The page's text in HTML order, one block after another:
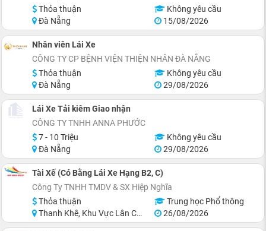
Thỏa thuận
Không yêu cầu
Đà Nẵng
15/08/2026
Nhân viên Lái Xe
CÔNG TY CP BỆNH VIỆN THIỆN NHÂN ĐÀ NẴNG
Thỏa thuận
Không yêu cầu
Đà Nẵng
29/08/2026
Lái Xe Tải kiêm Giao nhận
CÔNG TY TNHH ANNA PHƯỚC
7 - 10 Triệu
Không yêu cầu
Đà Nẵng
29/08/2026
Tài Xế (Có Bằng Lái Xe Hạng B2, C)
Công Ty TNHH TMDV & SX Hiệp Nghĩa
Thỏa thuận
Trung học Phổ thông
Thanh Khê, Khu Vực Lân Cận Đà Nẵng
26/08/2026